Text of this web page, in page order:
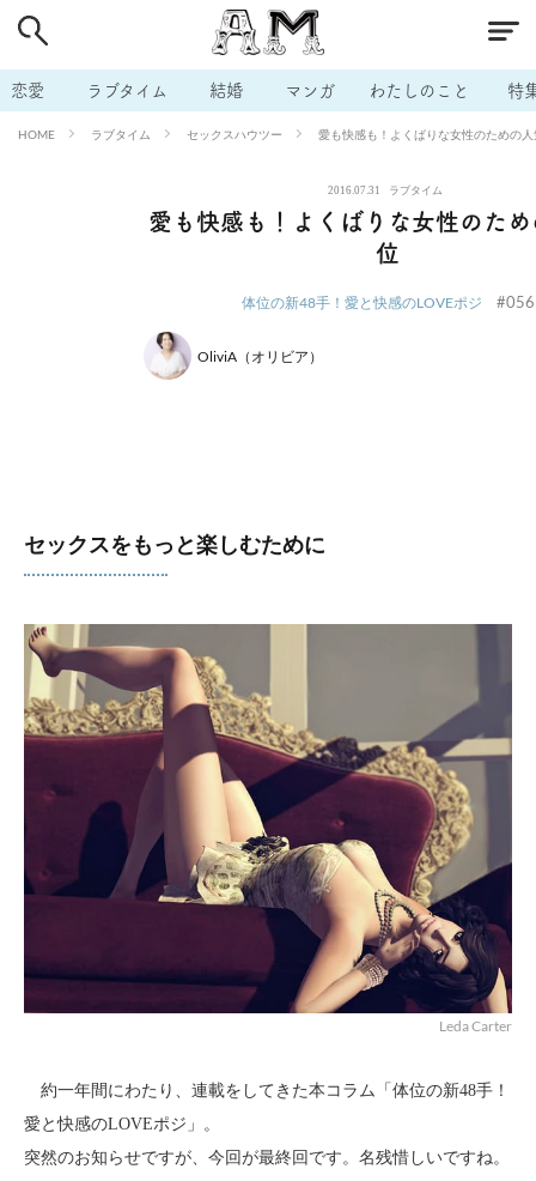
恋愛 ラブタイム 結婚 マンガ わたしのこと 特
HOME ラブタイム セックスハウツー 愛も快感も！よくばりな女性のための
2016.07.31 ラブタイム
愛も快感も！よくばりな女性のた
位
体位の新48手！愛と快感のLOVEポジ #056
OliviA（オリビア）
セックスをもっと楽しむために
Leda Carter
約一年間にわたり、連載をしてきた本コラム「体位の新48手！
愛と快感のLOVEポジ」。
突然のお知らせですが、今回が最終回です。名残惜しいですね。
# 男の本音 # セフレ # 不倫
# 出会う方法 # マッチングアプリ # ラブグッズ # 体の相